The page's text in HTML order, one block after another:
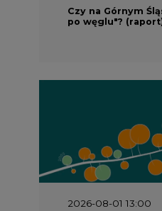
Czy na Górnym
po węglu"?
2026-08-01 13:00